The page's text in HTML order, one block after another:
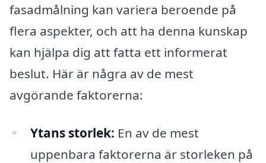
fasadmålning kan variera beroende på
flera aspekter, och att ha denna kunskap
kan hjälpa dig att fatta ett informerat
beslut. Här är några av de mest
avgörande faktorerna:
Ytans storlek: En av de mest
uppenbara faktorerna är storleken på